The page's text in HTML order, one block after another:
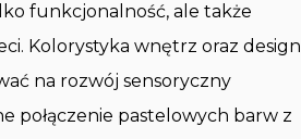
funkcjonalność, ale także
Kolorystyka wnętrz oraz design
na rozwój sensoryczny
połączenie pastelowych barw z